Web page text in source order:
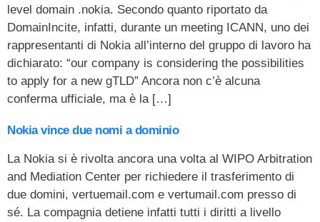
level domain .nokia. Secondo quanto riportato da
DomainIncite, infatti, durante un meeting ICANN, uno dei
rappresentanti di Nokia all’interno del gruppo di lavoro ha
dichiarato: “our company is considering the possibilities
to apply for a new gTLD” Ancora non c’è alcuna
conferma ufficiale, ma è la […]
Nokia vince due nomi a dominio
La Nokia si è rivolta ancora una volta al WIPO Arbitration
and Mediation Center per richiedere il trasferimento di
due domini, vertuemail.com e vertumail.com presso di
sé. La compagnia detiene infatti tutti i diritti a livello